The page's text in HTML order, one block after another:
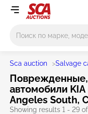
Sca auction >Salvage
автомобили
Angeles South,
Showing results 1 - 29